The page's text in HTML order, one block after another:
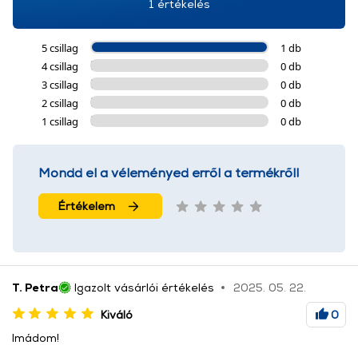
1 értékelés
5 csillag
1 db
4 csillag
0 db
3 csillag
0 db
2 csillag
0 db
1 csillag
0 db
Mondd el a véleményed erről a termékről!
Értékelem
T. Petra Igazolt vásárlói értékelés
2025. 05. 22.
Kiváló
0
Imádom!